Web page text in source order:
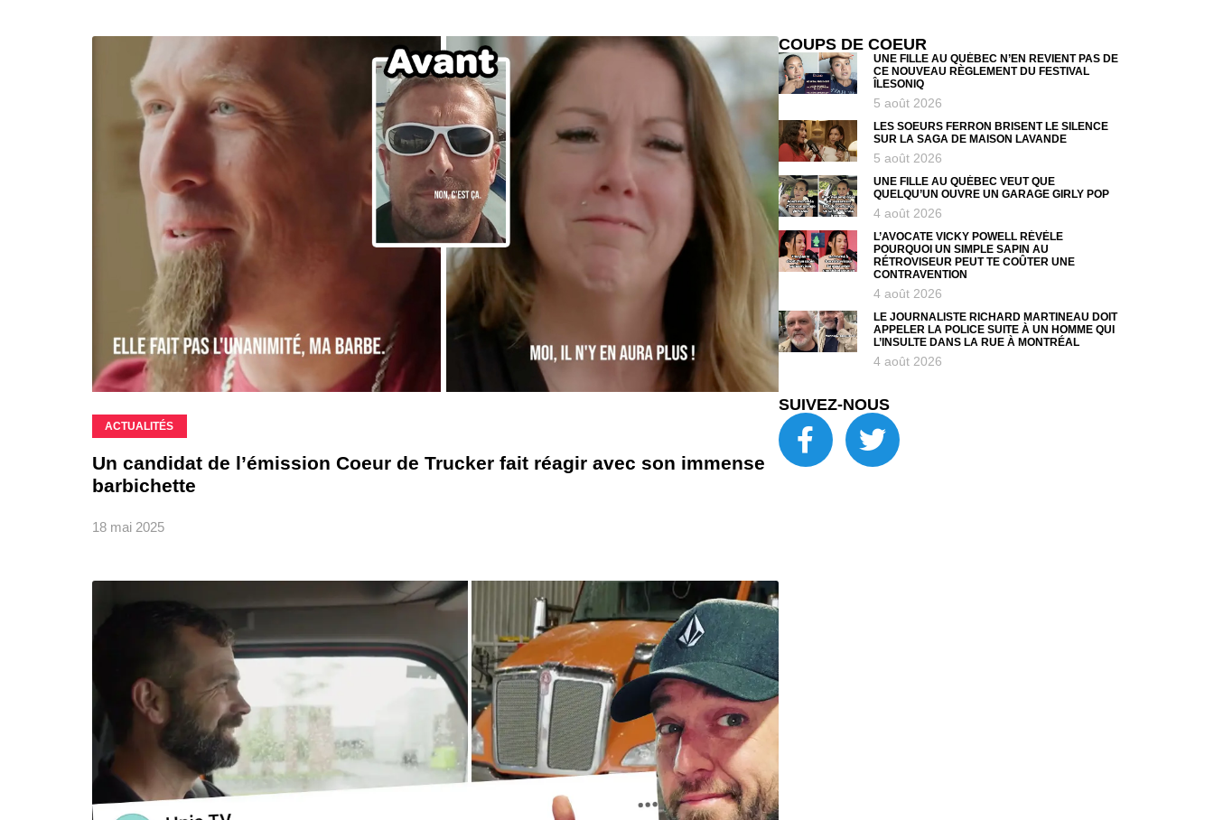
ACTUALITÉS
Un candidat de l’émission Coeur de Trucker fait réagir avec son immense
barbichette
18 mai 2025
COUPS DE COEUR
UNE FILLE AU QUÉBEC N’EN REVIENT PAS DE
CE NOUVEAU RÈGLEMENT DU FESTIVAL
ÎLESONIQ
5 août 2026
LES SOEURS FERRON BRISENT LE SILENCE
SUR LA SAGA DE MAISON LAVANDE
5 août 2026
UNE FILLE AU QUÉBEC VEUT QUE
QUELQU’UN OUVRE UN GARAGE GIRLY POP
4 août 2026
L’AVOCATE VICKY POWELL RÉVÈLE
POURQUOI UN SIMPLE SAPIN AU
RÉTROVISEUR PEUT TE COÛTER UNE
CONTRAVENTION
4 août 2026
LE JOURNALISTE RICHARD MARTINEAU DOIT
APPELER LA POLICE SUITE À UN HOMME QUI
L’INSULTE DANS LA RUE À MONTRÉAL
4 août 2026
SUIVEZ-NOUS